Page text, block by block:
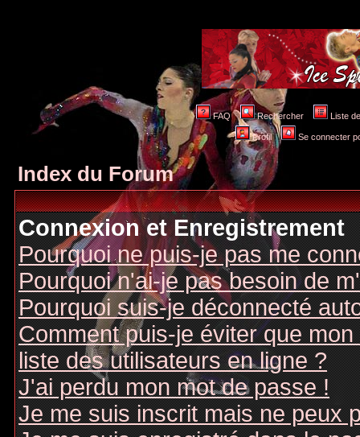
FAQ Rechercher Liste
Profil Se connecter
Index du Forum
Connexion et Enregistrement
Pourquoi ne puis-je pas me
Pourquoi n'ai-je pas besoin de
Pourquoi suis-je déconnecté
Comment puis-je éviter que
liste des utilisateurs en ligne ?
J'ai perdu mon mot de passe !
Je me suis inscrit mais ne peux